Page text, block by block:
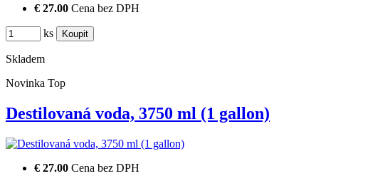
€ 27.00 Cena bez DPH
ks
Skladem
Novinka Top
Destilovaná voda, 3750 ml (1 gallon)
€ 27.00 Cena bez DPH